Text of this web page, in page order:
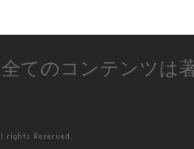
てのコンテンツは